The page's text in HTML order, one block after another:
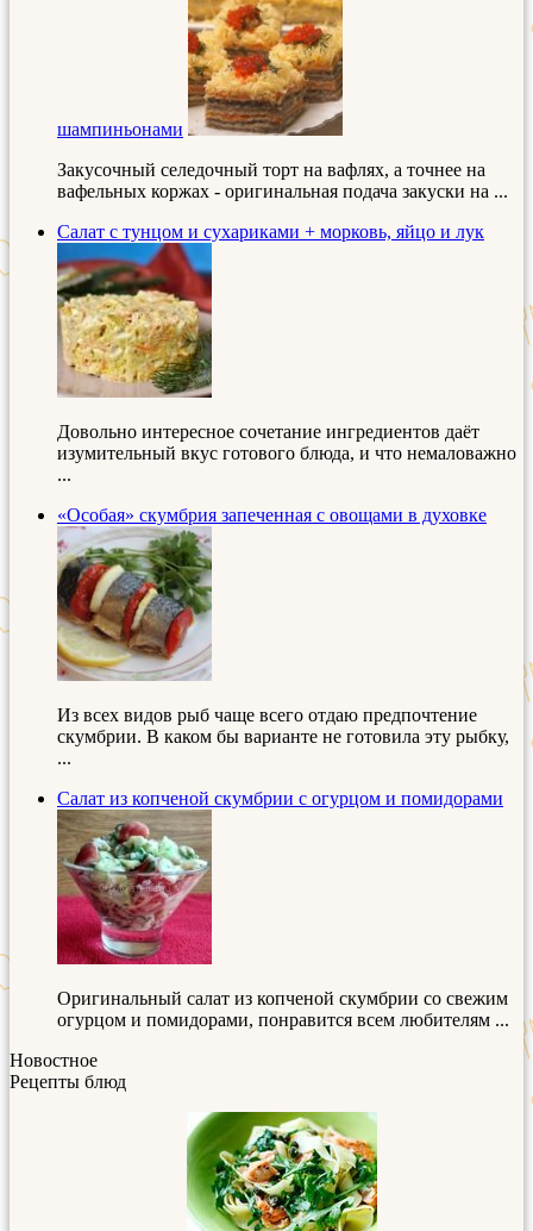
шампиньонами
Закусочный селедочный торт на вафлях, а точнее на
вафельных коржах - оригинальная подача закуски на ...
Салат с тунцом и сухариками + морковь, яйцо и лук
Довольно интересное сочетание ингредиентов даёт
изумительный вкус готового блюда, и что немаловажно
...
«Особая» скумбрия запеченная с овощами в духовке
Из всех видов рыб чаще всего отдаю предпочтение
скумбрии. В каком бы варианте не готовила эту рыбку,
...
Салат из копченой скумбрии с огурцом и помидорами
Оригинальный салат из копченой скумбрии со свежим
огурцом и помидорами, понравится всем любителям ...
Новостное
Рецепты блюд